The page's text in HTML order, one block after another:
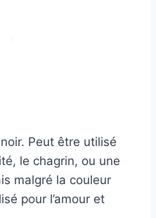
Peut être utilisé
le chagrin, ou une
malgré la couleur
pour l’amour et